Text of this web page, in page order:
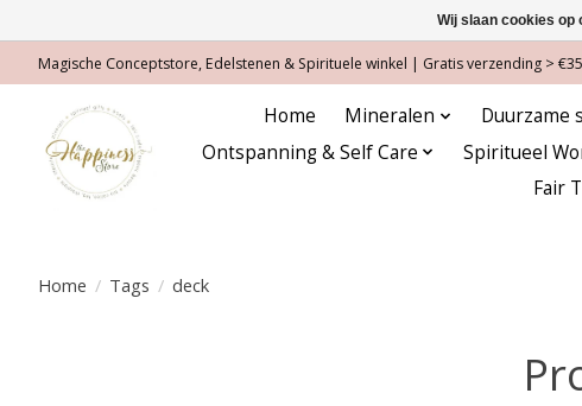
Magische Conceptstore, Edelstenen & Spirituele winkel | Gratis verzending >
Home Mineralen Duurzame
Ontspanning & Self Care
Spiritueel
Fair
Home / Tags / deck
Wij slaan cookies op